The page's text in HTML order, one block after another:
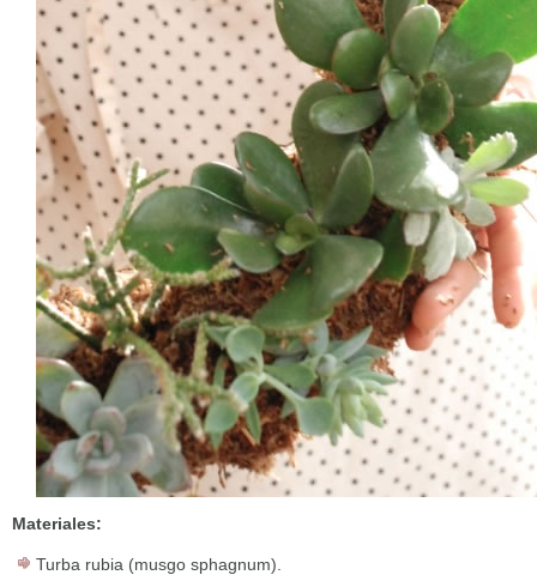
Materiales:
Turba rubia (musgo sphagnum).